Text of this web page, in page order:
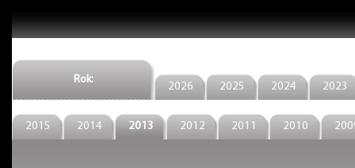
Rok:
2026 2025 2024 2023
2015 2014 2013 2012 2011 2010